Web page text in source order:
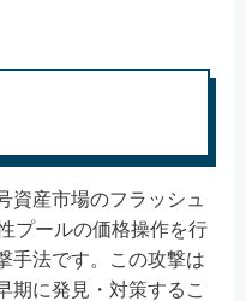
資産市場のフラッシュ
プールの価格操作を行
手法です。この攻撃は
期に発見・対策するこ